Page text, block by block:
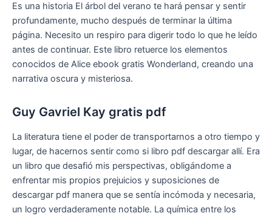
Es una historia El árbol del verano te hará pensar y sentir
profundamente, mucho después de terminar la última
página. Necesito un respiro para digerir todo lo que he leído
antes de continuar. Este libro retuerce los elementos
conocidos de Alice ebook gratis Wonderland, creando una
narrativa oscura y misteriosa.
Guy Gavriel Kay gratis pdf
La literatura tiene el poder de transportarnos a otro tiempo y
lugar, de hacernos sentir como si libro pdf descargar allí. Era
un libro que desafió mis perspectivas, obligándome a
enfrentar mis propios prejuicios y suposiciones de
descargar pdf manera que se sentía incómoda y necesaria,
un logro verdaderamente notable. La química entre los